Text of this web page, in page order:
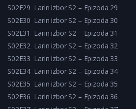
S02E29 Larin izbor S2 – Epizoda 29
S02E30 Larin izbor S2 – Epizoda 30
S02E31 Larin izbor S2 – Epizoda 31
S02E32 Larin izbor S2 – Epizoda 32
S02E33 Larin izbor S2 – Epizoda 33
S02E34 Larin izbor S2 – Epizoda 34
S02E35 Larin izbor S2 – Epizoda 35
S02E36 Larin izbor S2 – Epizoda 36